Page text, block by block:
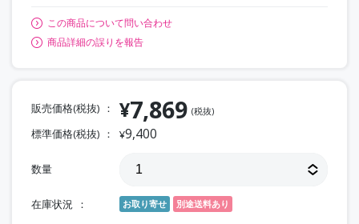
この商品について問い合わせ
商品詳細の誤りを報告
販売価格(税抜) ¥7,869 (税抜)
標準価格(税抜) ¥9,400
数量
在庫状況 お取り寄せ 別途送料あり